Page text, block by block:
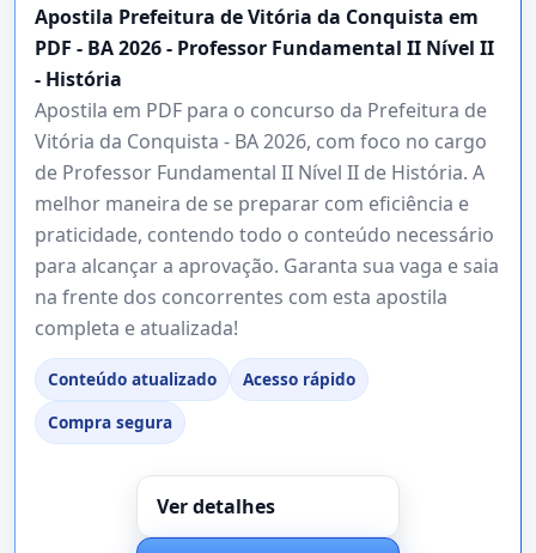
Apostila Prefeitura de Vitória da Conquista em
PDF - BA 2026 - Professor Fundamental II Nível II
- História
Apostila em PDF para o concurso da Prefeitura de
Vitória da Conquista - BA 2026, com foco no cargo
de Professor Fundamental II Nível II de História. A
melhor maneira de se preparar com eficiência e
praticidade, contendo todo o conteúdo necessário
para alcançar a aprovação. Garanta sua vaga e saia
na frente dos concorrentes com esta apostila
completa e atualizada!
Conteúdo atualizado
Acesso rápido
Compra segura
Ver detalhes